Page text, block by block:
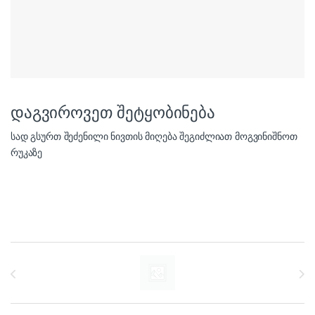
დაგვიროვეთ შეტყობინება
სად გსურთ შეძენილი ნივთის მიღება შეგიძლიათ მოგვინიშნოთ
რუკაზე